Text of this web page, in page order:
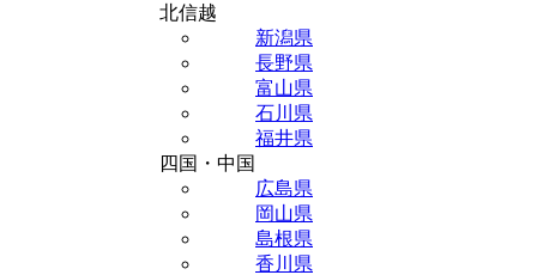
北信越
新潟県
長野県
富山県
石川県
福井県
四国・中国
広島県
岡山県
島根県
香川県